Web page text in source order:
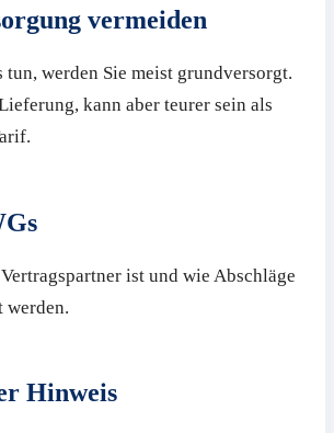
vermeiden
tun, werden Sie meist grundversorgt.
kann aber teurer sein als
ist und wie Abschläge
werden.
Hinweis